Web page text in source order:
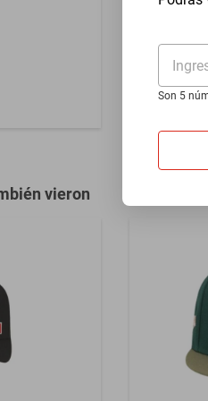
Son 5
$1349
$1214 - 10
Hasta3 MSI
vieron